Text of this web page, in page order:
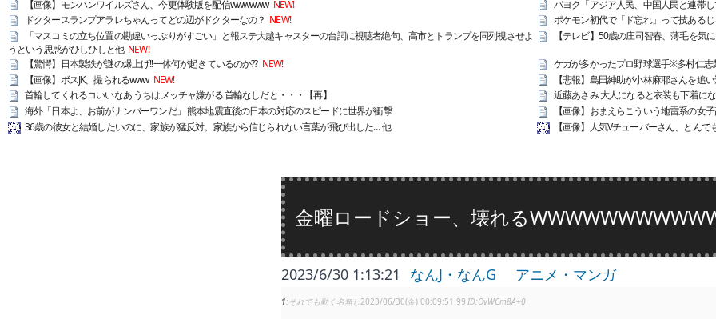
【画像】モンハンワイルズさん、今更体験版を配信wwwwww NEW! パヨク「アジア人民、中国人民と連帯
ドクタースランプアラレちゃんってどの辺がドクターなの？ NEW! ポケモン初代で「ド忘れ」って技あるじ
「マスコミの立ち位置の勘違いっぷりがすごい」と報ステ大越キャスターの台詞に視聴者絶句、高市とトランプを同列視させよ
うという思惑がひしひしと他 NEW!
【テレビ】50歳の庄司智春、薄毛を気
【驚愕】日本製鉄が謎の爆上げ!!一体何が起きているのか?? NEW! ケガが多かったプロ野球選手※多村仁志
【画像】ボスJK、撮られるwww NEW! 【悲報】島田紳助が小林麻耶さんを追
首輪してくれるコいいなあ うちはメッチャ嫌がる 首輪なしだと・・・【再】
近藤あさみ 大人になると衣装も下着に
海外「日本よ、お前がナンバーワンだ」 熊本地震直後の日本の対応のスピードに世界が衝撃
【画像】おまえらこういう地雷系の女
36歳の彼女と結婚したいのに、家族が猛反対。家族から信じられない言葉が飛び出した… 他
【画像】人気Vチューバーさん、とん
金曜ロードショー、壊れる
2023/6/30 1:13:21 なんJ・なんG アニメ・マンガ
1 それでも動く名無し2023/06/30(金) 00:09:51.99 OvWCm8A+0